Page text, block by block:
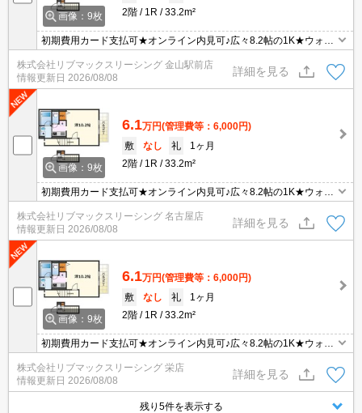
画像：9枚
2階
1R 33.2m²
初期費用カード支払可★オンライン内見可♪広々8.2帖の1K★ウォー
クインクローゼット付き
株式会社リブマックスリーシング 金山駅前店
情報更新日 2026/08/08
詳細を見る
画像：9枚
6.1万円(管理費等：6,000円)
敷
なし 礼
1ヶ月
2階
1R 33.2m²
初期費用カード支払可★オンライン内見可♪広々8.2帖の1K★ウォー
クインクローゼット付き
株式会社リブマックスリーシング 名古屋店
情報更新日 2026/08/08
詳細を見る
画像：9枚
6.1万円(管理費等：6,000円)
敷
なし 礼
1ヶ月
2階
1R 33.2m²
初期費用カード支払可★オンライン内見可♪広々8.2帖の1K★ウォー
クインクローゼット付き
株式会社リブマックスリーシング 栄店
情報更新日 2026/08/08
詳細を見る
残り5件を表示する